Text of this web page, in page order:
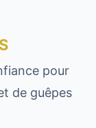
pour
de guêpes